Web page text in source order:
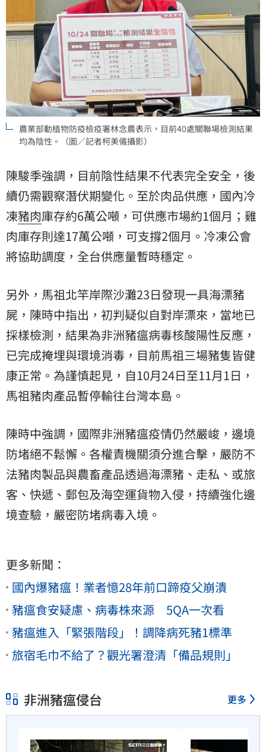
農業部動植物防疫檢疫署林念農表示，目前40處關聯場檢測結果
均為陰性。（圖／記者柯美儀攝影）
陳駿季強調，目前陰性結果不代表完全安全，後
續仍需觀察潛伏期變化。至於肉品供應，國內冷
凍豬肉庫存約6萬公噸，可供應市場約1個月；雞
肉庫存則達17萬公噸，可支撐2個月。冷凍公會
將協助調度，全台供應量暫時穩定。
另外，馬祖北竿岸際沙灘23日發現一具海漂豬
屍，陳時中指出，初判疑似自對岸漂來，當地已
採樣檢測，結果為非洲豬瘟病毒核酸陽性反應，
已完成掩埋與環境消毒，目前馬祖三場豬隻皆健
康正常。為謹慎起見，自10月24日至11月1日，
馬祖豬肉產品暫停輸往台灣本島。
陳時中強調，國際非洲豬瘟疫情仍然嚴峻，邊境
防堵絕不鬆懈。各權責機關須分進合擊，嚴防不
法豬肉製品與農畜產品透過海漂豬、走私、或旅
客、快遞、郵包及海空運貨物入侵，持續強化邊
境查驗，嚴密防堵病毒入境。
更多新聞：
國內爆豬瘟！業者憶28年前口蹄疫父崩潰
豬瘟食安疑慮、病毒株來源 5QA一次看
豬瘟進入「緊張階段」！調降病死豬1標準
旅宿毛巾不給了？觀光署澄清「備品規則」
非洲豬瘟侵台 更多